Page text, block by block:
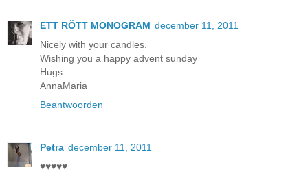
ETT RÖTT MONOGRAM december 11, 2011
Nicely with your candles.
Wishing you a happy advent sunday
Hugs
AnnaMaria
Beantwoorden
Petra december 11, 2011
♥♥♥♥♥